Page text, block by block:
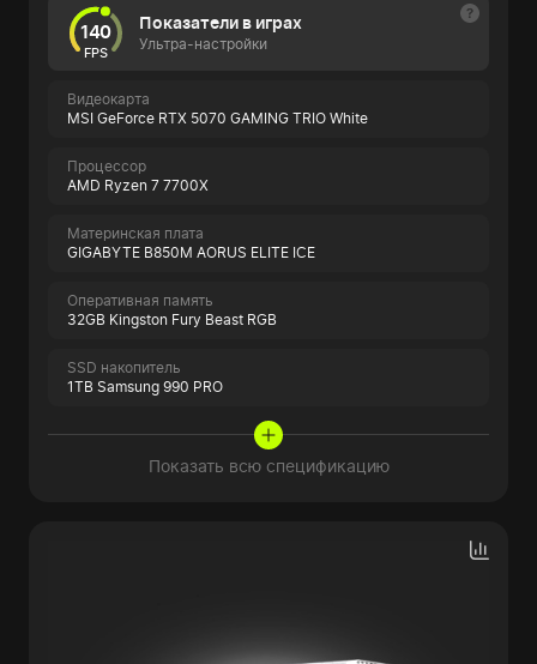
140
FPS
Показатели в играх
Ультра-настройки
Видеокарта
MSI GeForce RTX 5070 GAMING TRIO White
Процессор
AMD Ryzen 7 7700X
Материнская плата
GIGABYTE B850M AORUS ELITE ICE
Оперативная память
32GB Kingston Fury Beast RGB
SSD накопитель
1TB Samsung 990 PRO
Показать всю спецификацию